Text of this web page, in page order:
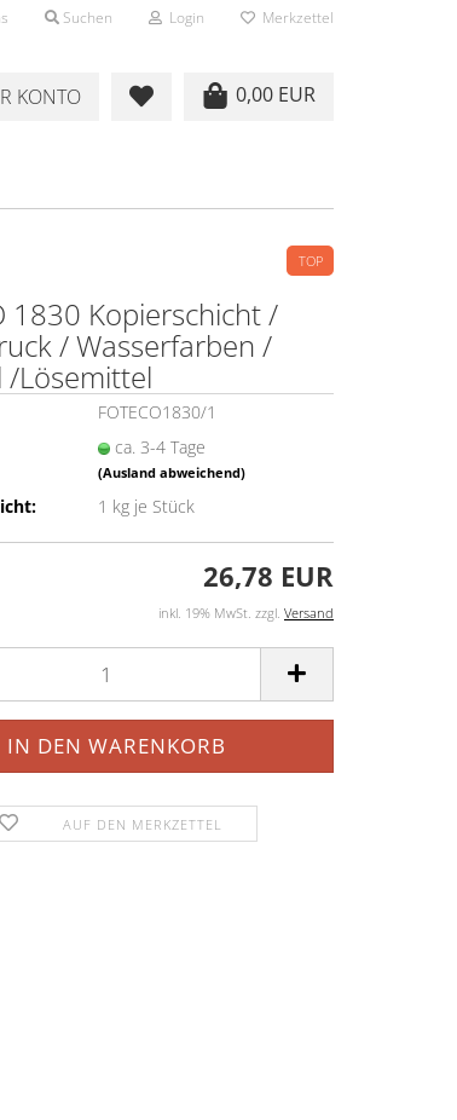
Suchen Login Merkzettel
0,00 EUR
KONTO
TOP
1830 Kopierschicht /
/ Wasserfarben /
/Lösemittel
FOTECO1830/1
ca. 3-4 Tage
(Ausland abweichend)
1 kg je Stück
26,78 EUR
inkl. 19% MwSt. zzgl. Versand
AUF DEN MERKZETTEL